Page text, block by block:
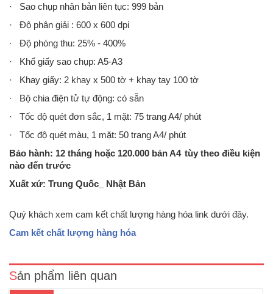
· Sao chụp nhân bản liên tục: 999 bản
· Độ phân giải : 600 x 600 dpi
· Độ phóng thu: 25% - 400%
· Khổ giấy sao chụp: A5-A3
· Khay giấy: 2 khay x 500 tờ + khay tay 100 tờ
· Bộ chia điện tử tự động: có sẵn
· Tốc độ quét đơn sắc, 1 mặt: 75 trang A4/ phút
· Tốc độ quét màu, 1 mặt: 50 trang A4/ phút
Bảo hành: 12 tháng hoặc 120.000 bản A4 tùy theo điều kiện
nào đến trước
Xuất xứ: Trung Quốc_ Nhật Bản
Quý khách xem cam kết chất lượng hàng hóa link dưới đây.
Cam kết chất lượng hàng hóa
Sản phẩm liên quan
mạng- Scan màuSao chụp/in kỹ thuật số (SOPM)Tốc độ copy/in mạng:
46bản/phút A4, Khổ giấy lớn nhất A3, Nhỏ nhất A5Phóng to thu nhỏ từ